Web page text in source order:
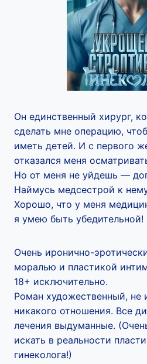
Он единственный хирург,
сделать мне операцию,
иметь детей. И с первого
отказался меня
Но от меня не уйдешь —
Наймусь медсестрой к
Хорошо, что у меня
я умею быть убедительной!
Очень иронично-
моралью и пластикой
18+ исключительно.
Роман художественный,
никакого отношения. Все
лечения выдуманные.
искать в реальности
гинеколога!)